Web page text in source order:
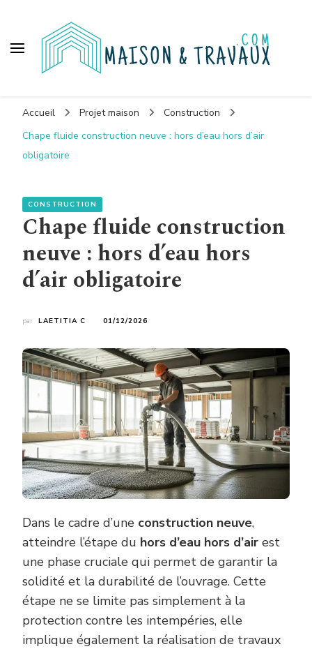
Accueil Projet maison
Construction
Chape fluide construction neuve : hors d’eau hors d’air
obligatoire
CONSTRUCTION
Chape fluide construction
neuve : hors d’eau hors
d’air obligatoire
par LAETITIA C 01/12/2026
Dans le cadre d’une construction neuve,
atteindre l’étape du hors d’eau hors d’air est
une phase cruciale qui permet de garantir la
solidité et la durabilité de l’ouvrage. Cette
étape ne se limite pas simplement à la
protection contre les intempéries, elle
implique également la réalisation de travaux